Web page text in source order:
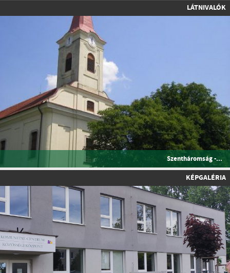
LÁTNIVALÓK
Szentháromság -...
KÉPGALÉRIA